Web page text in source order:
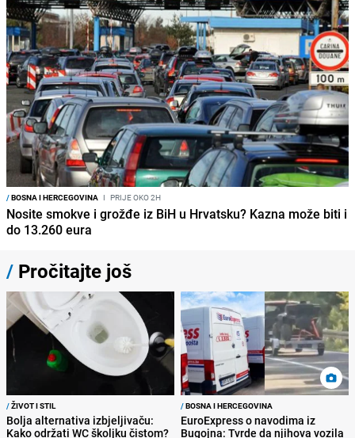
/BOSNA I HERCEGOVINA I PRIJE OKO 2H
Nosite smokve i grožđe iz BiH u Hrvatsku? Kazna može biti i
do 13.260 eura
/ Pročitajte još
/ŽIVOT I STIL
Bolja alternativa izbjeljivaču:
Kako održati WC školjku čistom?
/BOSNA I HERCEGOVINA
EuroExpress o navodima iz
Bugojna: Tvrde da njihova vozila